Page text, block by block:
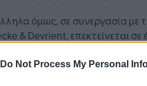
Do Not Process My Personal
όμως, σε συνεργασία με
& Devrient, επεκτείνεται σε
το εργοστάσιο στην